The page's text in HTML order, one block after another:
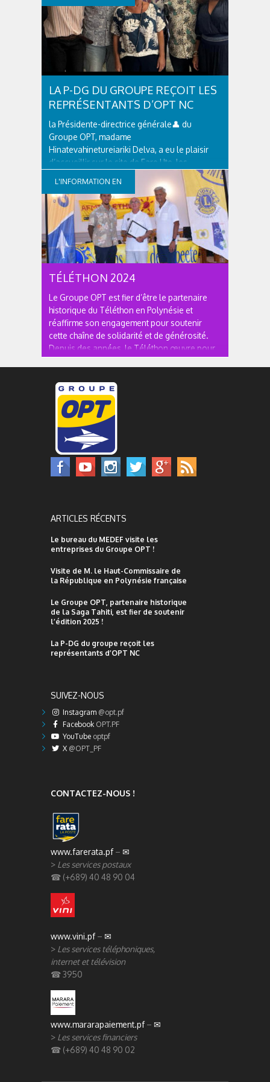
Rochatte, Haut-Commissaire de la
République en Polynésie française, le
mercredi 27 mai 2026 dans les locaux de la
Présidence de l’OPT à Fare Ute. Cette
rencontre...
CONTINUE
LA P-DG DU GROUPE REÇOIT LES
REPRÉSENTANTS D’OPT NC
la Présidente-directrice générale👤 du
Groupe OPT, madame
Hinatevahinetureiariki Delva, a eu le plaisir
d’accueillir sur le site de Fare Ute, les
dirigeants de l’ OPT Nouvelle-Calédonie : le
président du conseil d'administration,
monsieur Yoann LECOURIEUX et le directeur
des...
L'INFORMATION EN
CONTINUE
TÉLÉTHON 2024
Le Groupe OPT est fier d’être le partenaire
historique du Téléthon en Polynésie et
réaffirme son engagement pour soutenir
cette chaîne de solidarité et de générosité.
Depuis des années, le Téléthon œuvre pour
ARTICLES RÉCENTS
Le bureau du MEDEF visite les
entreprises du Groupe OPT !
Visite de M. le Haut-Commissaire de
la République en Polynésie française
Le Groupe OPT, partenaire historique
de la Saga Tahiti, est fier de soutenir
l’édition 2025 !
La P-DG du groupe reçoit les
représentants d’OPT NC
SUIVEZ-NOUS
Instagram @opt.pf
Facebook OPT.PF
YouTube optpf
X @OPT_PF
CONTACTEZ-NOUS !
www.farerata.pf– ✉
> Les services postaux
☎ (+689) 40 48 90 04
www.vini.pf– ✉
> Les services téléphoniques,
internet et télévision
☎ 3950
www.mararapaiement.pf– ✉
> Les services financiers
☎ (+689) 40 48 90 02